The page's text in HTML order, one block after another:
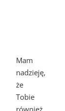
Mam
nadzieję,
że
Tobie
również